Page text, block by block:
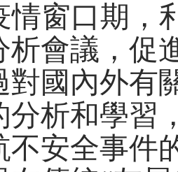
情窗口期，
析會議，促
對國內外有
分析和學習
不安全事件